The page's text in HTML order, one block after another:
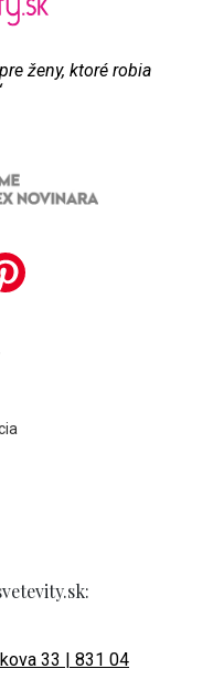
ženy, ktoré robia
33 | 831 04